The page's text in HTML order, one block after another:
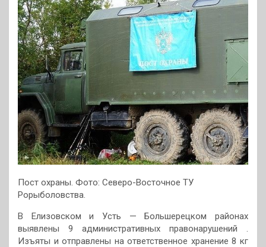
Пост охраны. Фото: Северо-Восточное ТУ
Рорыболовства.
В Елизовском и Усть — Большерецком районах
выявлены 9 административных правонарушений .
Изъяты и отправлены на ответственное хранение 8 кг